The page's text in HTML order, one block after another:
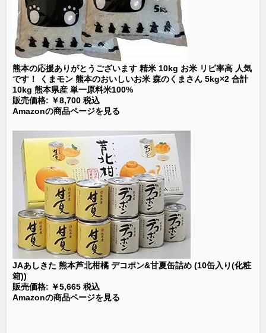
熊本の応援ありがとうございます 精米 10kg お米 リピ率高 人気
です！ くまモン 熊本のおいしいお米 森のくまさん 5kg×2 合計
10kg 熊本県産 単一原料米100%
販売価格: ￥8,700 税込
Amazonの商品ページを見る
JAあしきた 熊本芦北柑橘 デコポン&甘夏缶詰め (10缶入り(化粧
箱))
販売価格: ￥5,665 税込
Amazonの商品ページを見る